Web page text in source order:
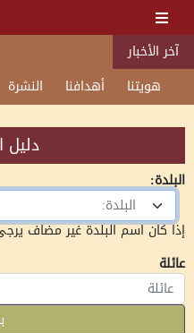
آخر الأخبار
هويتنا
أهدافنا النشرة
دليل
البلدة:
البلدة:
إذا كان اسم البلدة غير مضاف
عائلة